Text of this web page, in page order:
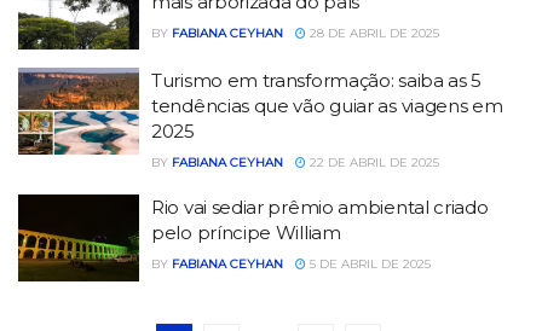
BY FABIANA CEYHAN 28 DE ABRIL DE 2025
Turismo em transformação: saiba as 5
tendências que vão guiar as viagens em
2025
BY FABIANA CEYHAN 22 DE ABRIL DE 2025
Rio vai sediar prêmio ambiental criado
pelo príncipe William
BY FABIANA CEYHAN 5 DE ABRIL DE 2025